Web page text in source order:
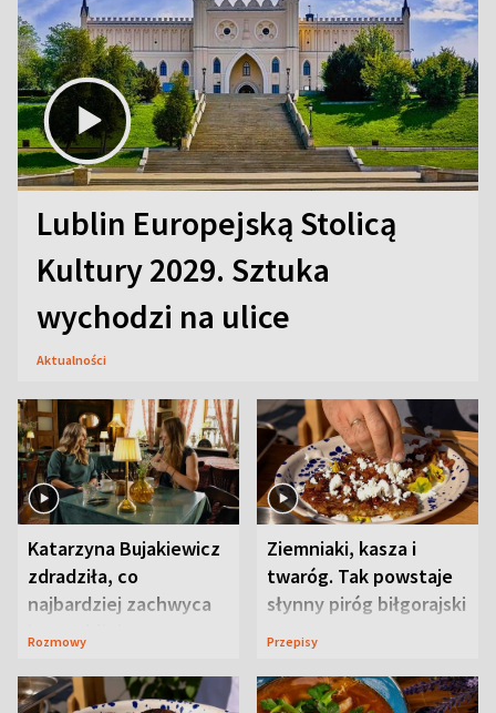
Lublin Europejską Stolicą
Kultury 2029. Sztuka
wychodzi na ulice
Aktualności
Katarzyna Bujakiewicz
zdradziła, co
najbardziej zachwyca
ją w Lublinie
Rozmowy
Ziemniaki, kasza i
twaróg. Tak powstaje
słynny piróg biłgorajski
Przepisy